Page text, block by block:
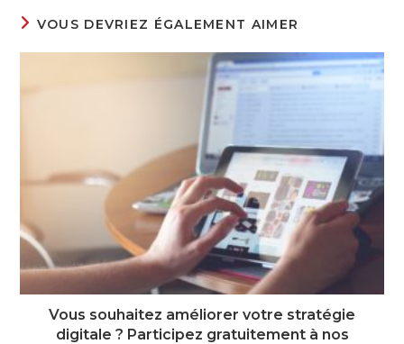
VOUS DEVRIEZ ÉGALEMENT AIMER
Vous souhaitez améliorer votre stratégie
digitale ? Participez gratuitement à nos